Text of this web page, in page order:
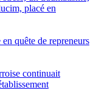
placé en
quête de repreneurs
continuait